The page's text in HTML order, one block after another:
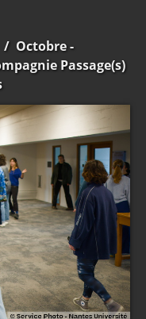
/ Octobre -
Passage(s)